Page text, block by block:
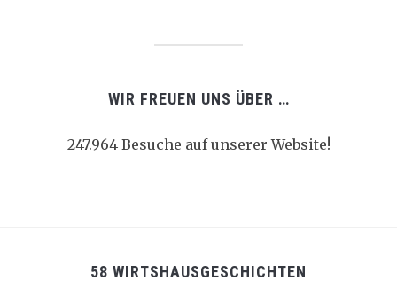
WIR FREUEN UNS ÜBER …
247.964 Besuche auf unserer Website!
58 WIRTSHAUSGESCHICHTEN